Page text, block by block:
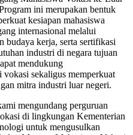
ini merupakan bentuk
kesiapan mahasiswa
internasional melalui
budaya kerja, serta sertifikasi
industri di negara tujuan
mendukung
sekaligus memperkuat
mitra industri luar negeri.
mengundang perguruan
di lingkungan Kementerian
untuk mengusulkan